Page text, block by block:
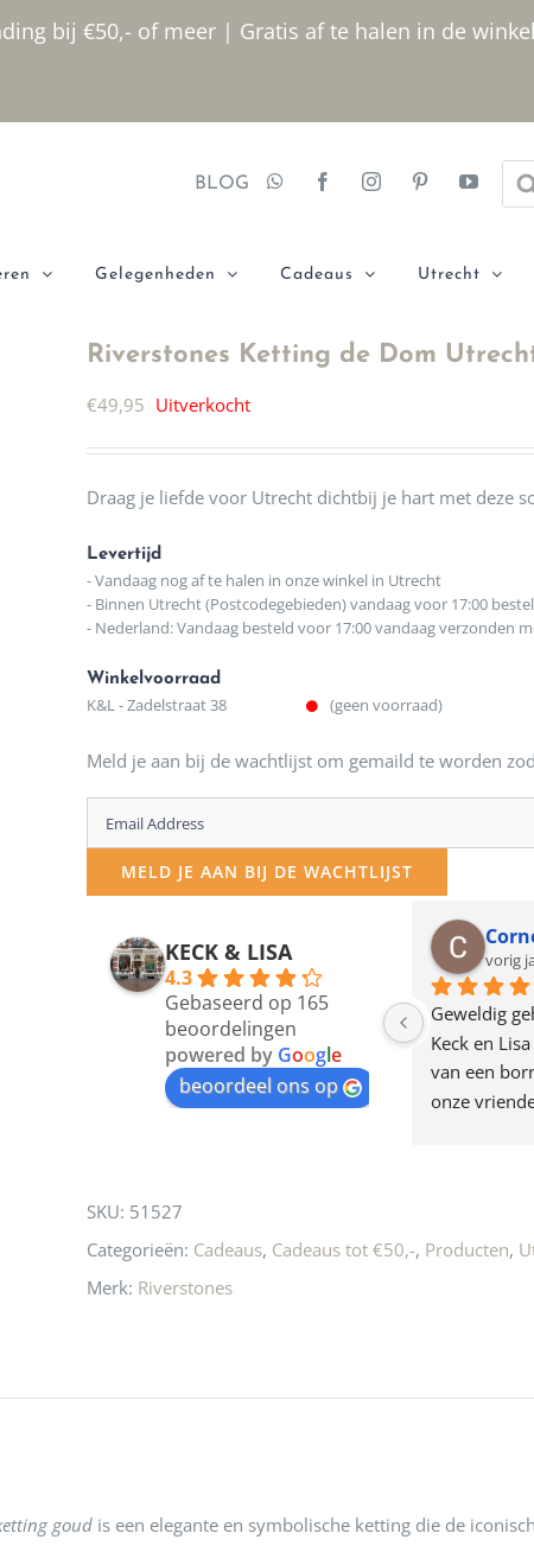
bij €50,- of meer | Gratis af te halen in de
BLOG
Gelegenheden Cadeaus Utrecht
Riverstones Ketting de Dom
€49,95 Uitverkocht
Draag je liefde voor Utrecht dichtbij je hart met deze
Levertijd
- Vandaag nog af te halen in onze winkel in Utrecht
- Binnen Utrecht (Postcodegebieden) vandaag voor 17:00
- Nederland: Vandaag besteld voor 17:00 vandaag verzonden
Winkelvoorraad
K&L - Zadelstraat 38 (geen voorraad)
Meld je aan bij de wachtlijst om gemaild te worden
Enter
your
email
MELD JE AAN BIJ DE WACHTLIJST
KECK & LISA
4.3
Gebaseerd op 165
beoordelingen
powered by Google
beoordeel ons op
en gezellig
12 maanden geleden
Waarom in hemelsnaam
de woonwinkel op de
klippen  laten lopen? Waar
moeten nu de design
vorig
Geweldig
Keck en
van een
onze
SKU: 51527
Categorieën: Cadeaus, Cadeaus tot €50,-, Producten,
Merk: Riverstones
goud is een elegante en symbolische ketting die de